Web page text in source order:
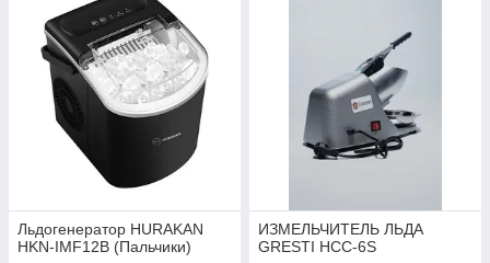
Льдогенератор HURAKAN
HKN-IMF12B (Пальчики)
ИЗМЕЛЬЧИТЕЛЬ ЛЬДА
GRESTI HCC-6S